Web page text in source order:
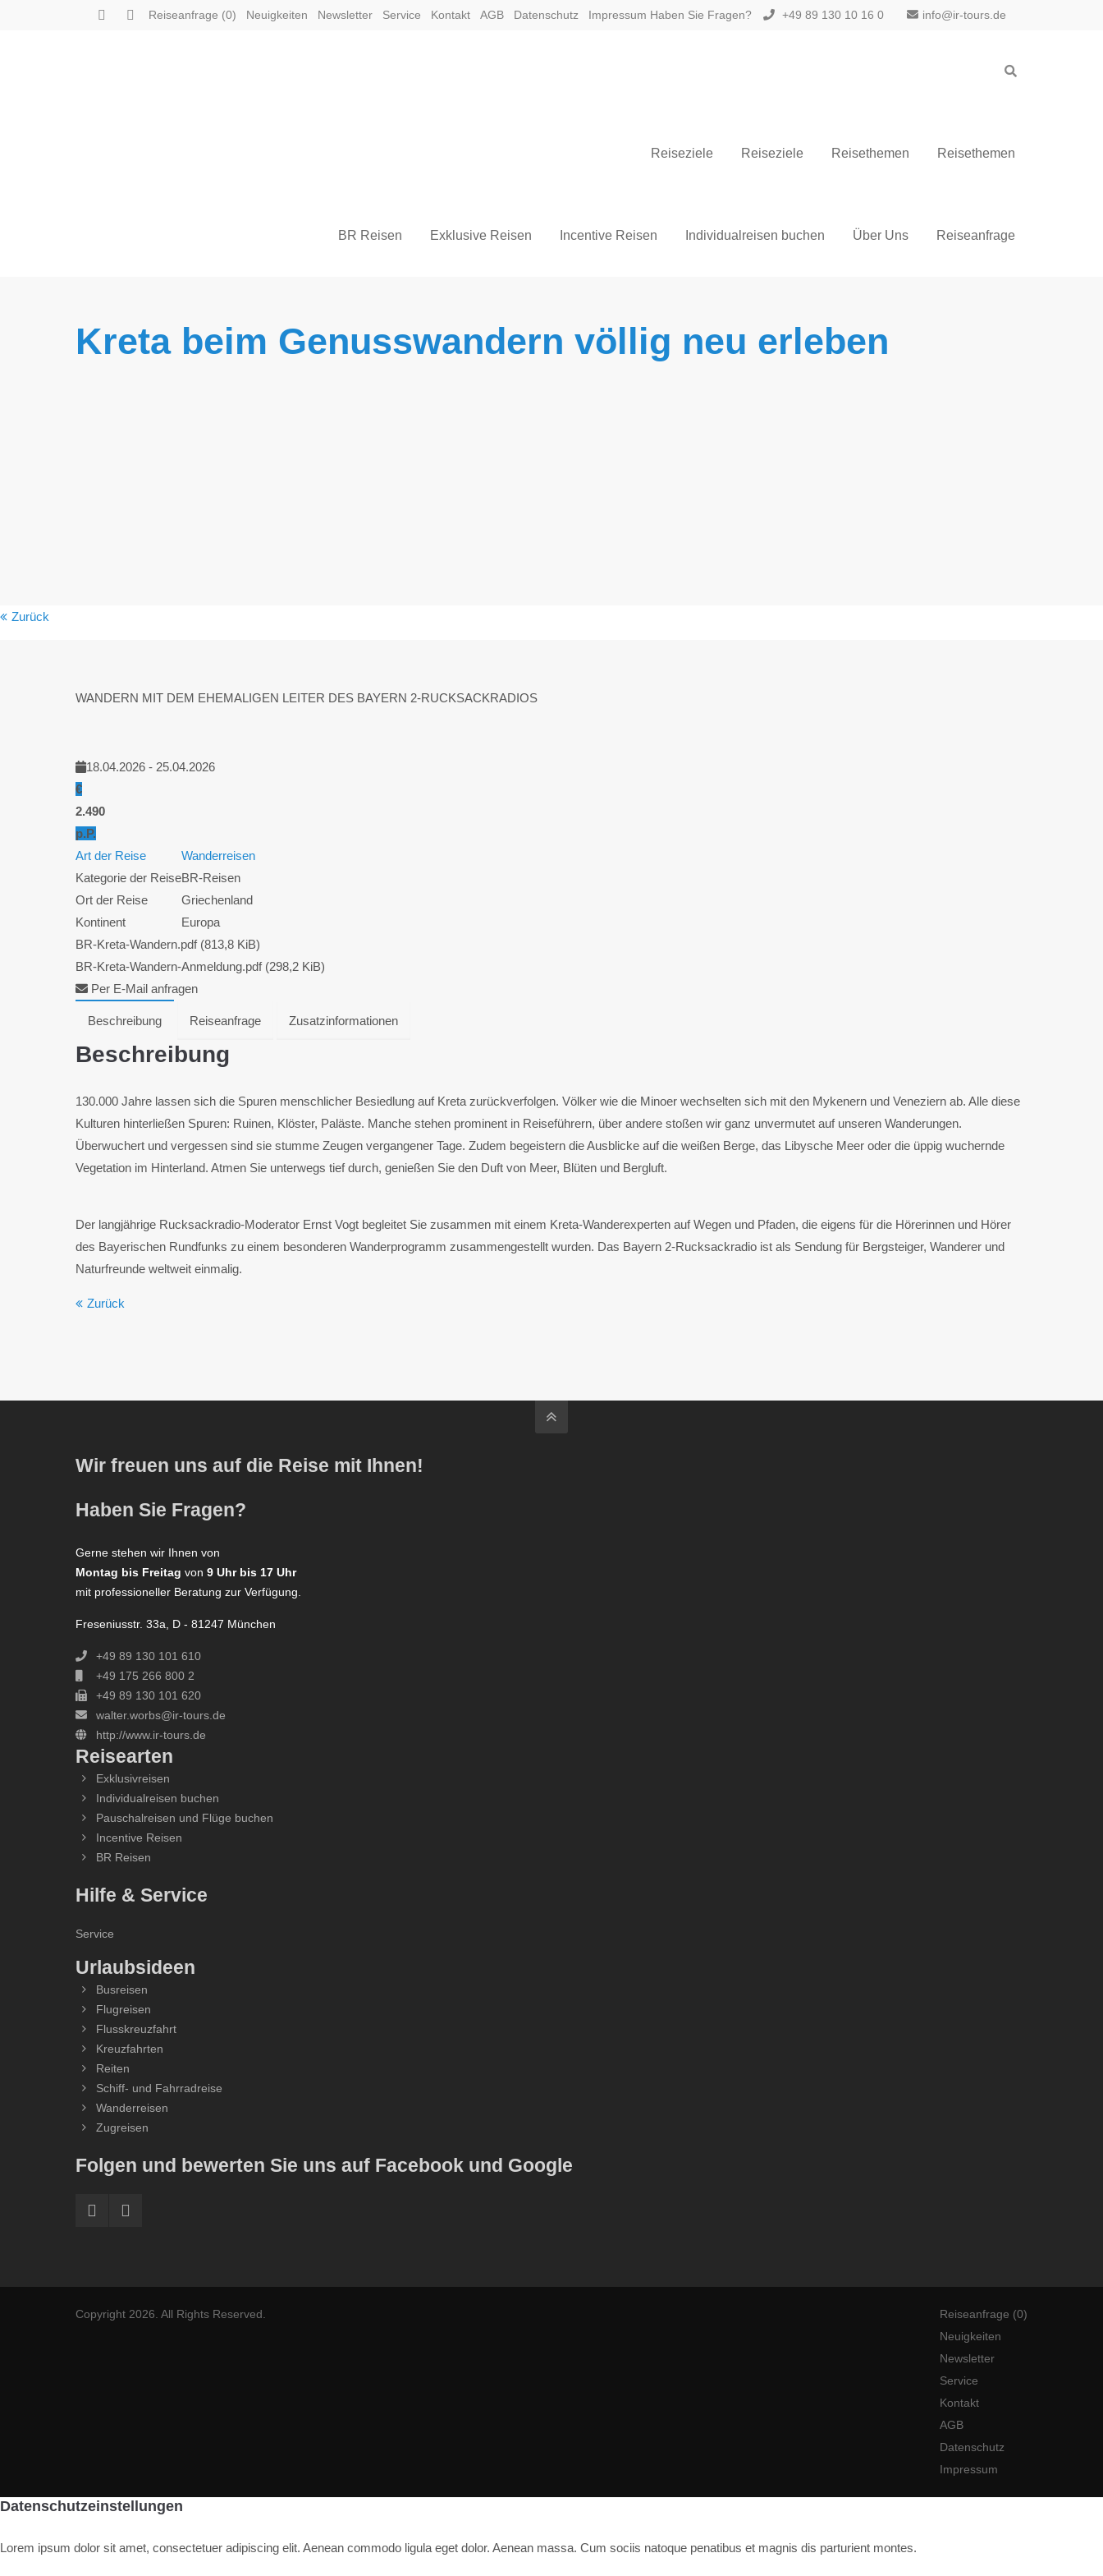
Reiseanfrage (0) Neuigkeiten Newsletter Service Kontakt AGB Datenschutz Impressum Haben Sie Fragen? +49 89 130 10 16 0 info@ir-tours.de
Reiseziele Reiseziele Reisethemen Reisethemen
BR Reisen Exklusive Reisen Incentive Reisen Individualreisen buchen Über Uns Reiseanfrage
Kreta beim Genusswandern völlig neu erleben
Zurück
WANDERN MIT DEM EHEMALIGEN LEITER DES BAYERN 2-RUCKSACKRADIOS
18.04.2026 - 25.04.2026
€
2.490
p.P.
Art der Reise
Wanderreisen
Kategorie der ReiseBR-Reisen
Ort der Reise
Griechenland
Kontinent
Europa
BR-Kreta-Wandern.pdf (813,8 KiB)
BR-Kreta-Wandern-Anmeldung.pdf (298,2 KiB)
Per E-Mail anfragen
Beschreibung Reiseanfrage Zusatzinformationen
Beschreibung
130.000 Jahre lassen sich die Spuren menschlicher Besiedlung auf Kreta zurückverfolgen. Völker wie die Minoer wechselten sich mit den Mykenern und Veneziern ab. Alle diese
Kulturen hinterließen Spuren: Ruinen, Klöster, Paläste. Manche stehen prominent in Reiseführern, über andere stoßen wir ganz unvermutet auf unseren Wanderungen.
Überwuchert und vergessen sind sie stumme Zeugen vergangener Tage. Zudem begeistern die Ausblicke auf die weißen Berge, das Libysche Meer oder die üppig wuchernde
Vegetation im Hinterland. Atmen Sie unterwegs tief durch, genießen Sie den Duft von Meer, Blüten und Bergluft.
Der langjährige Rucksackradio-Moderator Ernst Vogt begleitet Sie zusammen mit einem Kreta-Wanderexperten auf Wegen und Pfaden, die eigens für die Hörerinnen und Hörer
des Bayerischen Rundfunks zu einem besonderen Wanderprogramm zusammengestellt wurden. Das Bayern 2-Rucksackradio ist als Sendung für Bergsteiger, Wanderer und
Naturfreunde weltweit einmalig.
Zurück
Wir freuen uns auf die Reise mit Ihnen!
Haben Sie Fragen?
Gerne stehen wir Ihnen von
Montag bis Freitag von 9 Uhr bis 17 Uhr
mit professioneller Beratung zur Verfügung.
Freseniusstr. 33a, D - 81247 München
+49 89 130 101 610
+49 175 266 800 2
+49 89 130 101 620
walter.worbs@ir-tours.de
http://www.ir-tours.de
Reisearten
Exklusivreisen
Individualreisen buchen
Pauschalreisen und Flüge buchen
Incentive Reisen
BR Reisen
Hilfe & Service
Service
Urlaubsideen
Busreisen
Flugreisen
Flusskreuzfahrt
Kreuzfahrten
Reiten
Schiff- und Fahrradreise
Wanderreisen
Zugreisen
Folgen und bewerten Sie uns auf Facebook und Google
Copyright 2026. All Rights Reserved.
Reiseanfrage (0)
Neuigkeiten
Newsletter
Service
Kontakt
AGB
Datenschutz
Impressum
Datenschutzeinstellungen
Lorem ipsum dolor sit amet, consectetuer adipiscing elit. Aenean commodo ligula eget dolor. Aenean massa. Cum sociis natoque penatibus et magnis dis parturient montes.